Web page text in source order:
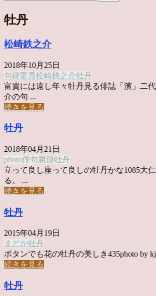
牡丹
松崎鉄之介
2018年10月25日
句碑富貴松崎鉄之介牡丹
富貴には遠し年々牡丹見る俳誌「濱」二
介の句 ...
続きを見る
牡丹
2018年04月21日
photo俳句 勝爺牡丹
立って良し座って良しの牡丹かな1085大
る。 ...
続きを見る
牡丹
2015年04月19日
まどか牡丹
ボタンでも花の牡丹の美しき435photo by kj
続きを見る
牡丹